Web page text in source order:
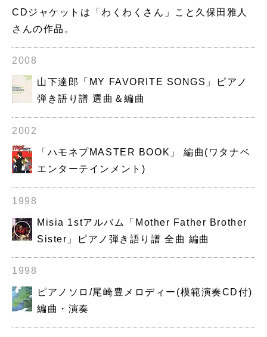
CDジャケットは「わくわくさん」こと久保田雅人
さんの作品。
2008
山下達郎「MY FAVORITE SONGS」ピアノ
弾き語り譜 選曲＆編曲
2002
「ハモネプMASTER BOOK」 編曲(ワタナベ
エンターテインメント)
1998
Misia 1stアルバム「Mother Father Brother
Sister」ピアノ弾き語り譜 全曲 編曲
1998
ピアノソロ/尾崎豊メロディー(模範演奏CD付)
編曲・演奏